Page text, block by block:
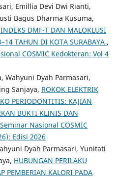
Emillia Devi Dwi Rianti,
Bagus Dharma Kusuma,
DMF-T DAN MALOKLUSI
TAHUN DI KOTA SURABAYA ,
COSMIC Kedokteran: Vol 4
Wahyuni Dyah Parmasari,
Sanjaya, ROKOK ELEKTRIK
PERIODONTITIS: KAJIAN
BUKTI KLINIS DAN
Nasional COSMIC
Edisi 2026
Dyah Parmasari, Yunitati
HUBUNGAN PERILAKU
PEMBERIAN KALORI PADA